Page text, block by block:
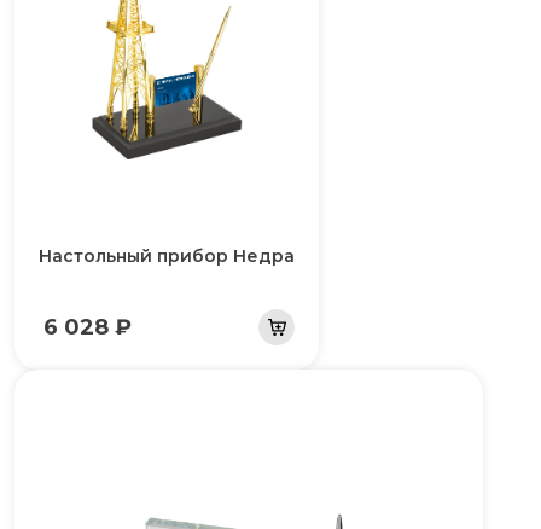
Настольный прибор Недра
6 028 ₽